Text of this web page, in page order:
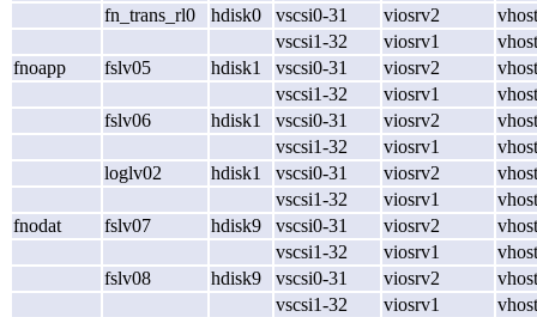
fn_trans_rl0
hdisk0 vscsi0-31 viosrv2
vscsi1-32
viosrv1
fnoapp
fslv05 hdisk1 vscsi0-31 viosrv2
vscsi1-32
viosrv1
fslv06
hdisk1 vscsi0-31 viosrv2
vscsi1-32
viosrv1
loglv02
hdisk1 vscsi0-31 viosrv2
vscsi1-32
viosrv1
fnodat
fslv07 hdisk9 vscsi0-31 viosrv2
vscsi1-32
viosrv1
fslv08
hdisk9 vscsi0-31 viosrv2
vscsi1-32
viosrv1